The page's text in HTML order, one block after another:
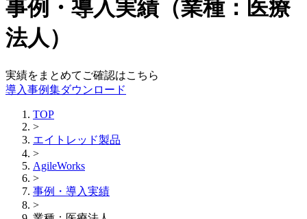
事例・導入実績（業種：医療
法人）
実績をまとめてご確認はこちら
導入事例集ダウンロード
TOP
>
エイトレッド製品
>
AgileWorks
>
事例・導入実績
>